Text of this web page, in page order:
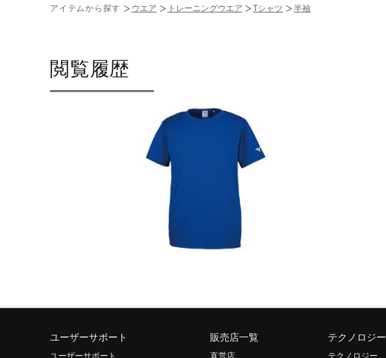
アイテムから探す ウエア トレーニングウエア Tシャツ 半袖
閲覧履歴
ユーザーサポート
ユーザーサポート
販売店一覧
直営店
テクノロジー
テクノロジー